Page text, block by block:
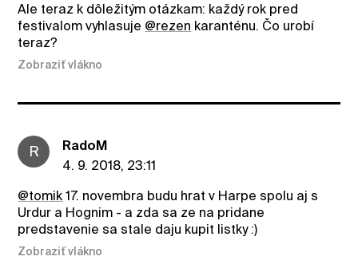
Ale teraz k dôležitým otázkam: každý rok pred
festivalom vyhlasuje @rezen karanténu. Čo urobí
teraz?
Zobraziť vlákno
R
RadoM
4. 9. 2018, 23:11
@tomik 17. novembra budu hrat v Harpe spolu aj s
Urdur a Hognim - a zda sa ze na pridane
predstavenie sa stale daju kupit listky :)
Zobraziť vlákno